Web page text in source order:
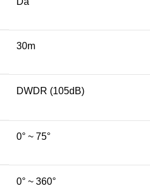
30m
DWDR (105dB)
0° ~ 75°
0° ~ 360°